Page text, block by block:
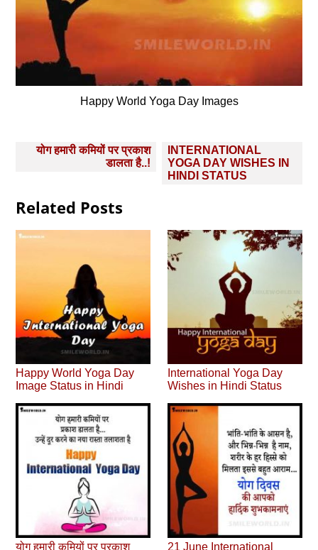
Happy World Yoga Day Images
Postयोग हमारी कमियों पर प्रकाश
डालता है..!
INTERNATIONAL
YOGA DAY WISHES IN
HINDI STATUS
Related Posts
Happy World Yoga Day
Image Status in Hindi
International Yoga Day
Wishes in Hindi Status
योग हमारी कमियों पर प्रकाश
21 June International